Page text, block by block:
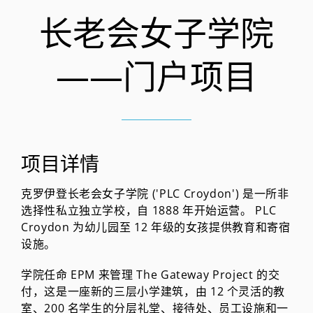
长老会女子学院
——门户项目
项目详情
克罗伊登长老会女子学院 ('PLC Croydon') 是一所非
选择性私立独立学校，自 1888 年开始运营。 PLC
Croydon 为幼儿园至 12 年级的女孩提供教育和寄宿
设施。
学院任命 EPM 来管理 The Gateway Project 的交
付，这是一座新的三层小学建筑，由 12 个灵活的教
室、200 名学生的分层礼堂、接待处、员工设施和一